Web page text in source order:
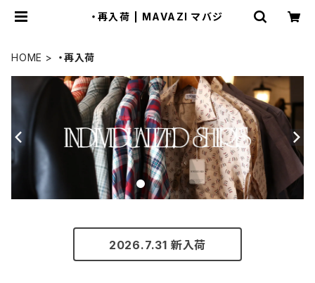
・再入荷 | MAVAZI マバジ
HOME ・再入荷
2026.7.31 新入荷